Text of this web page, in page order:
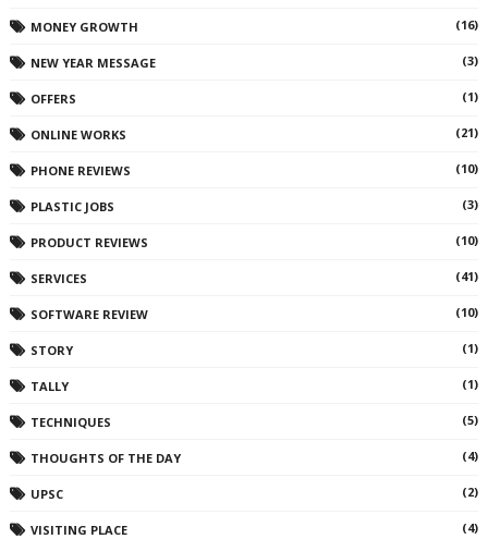
MONEY GROWTH (16)
NEW YEAR MESSAGE (3)
OFFERS (1)
ONLINE WORKS (21)
PHONE REVIEWS (10)
PLASTIC JOBS (3)
PRODUCT REVIEWS (10)
SERVICES (41)
SOFTWARE REVIEW (10)
STORY (1)
TALLY (1)
TECHNIQUES (5)
THOUGHTS OF THE DAY (4)
UPSC (2)
VISITING PLACE (4)